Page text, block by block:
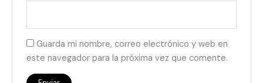
Guarda mi nombre, correo electrónico y web en
este navegador para la próxima vez que comente.